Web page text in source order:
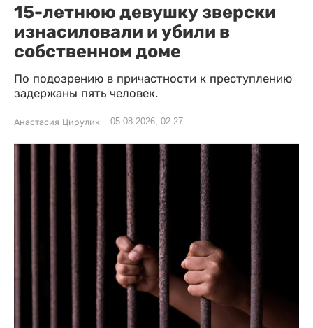
15-летнюю девушку зверски
изнасиловали и убили в
собственном доме
По подозрению в причастности к преступлению
задержаны пять человек.
Анастасия Цирулик 05.08.2026, 02:27